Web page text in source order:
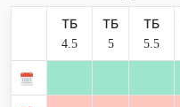
ТБ
4.5
ТБ
5
ТБ
5.5